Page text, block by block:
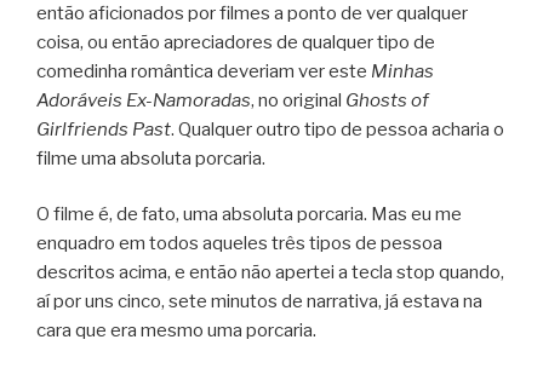
então aficionados por filmes a ponto de ver qualquer
coisa, ou então apreciadores de qualquer tipo de
comedinha romântica deveriam ver este Minhas
Adoráveis Ex-Namoradas, no original Ghosts of
Girlfriends Past. Qualquer outro tipo de pessoa acharia o
filme uma absoluta porcaria.
O filme é, de fato, uma absoluta porcaria. Mas eu me
enquadro em todos aqueles três tipos de pessoa
descritos acima, e então não apertei a tecla stop quando,
aí por uns cinco, sete minutos de narrativa, já estava na
cara que era mesmo uma porcaria.